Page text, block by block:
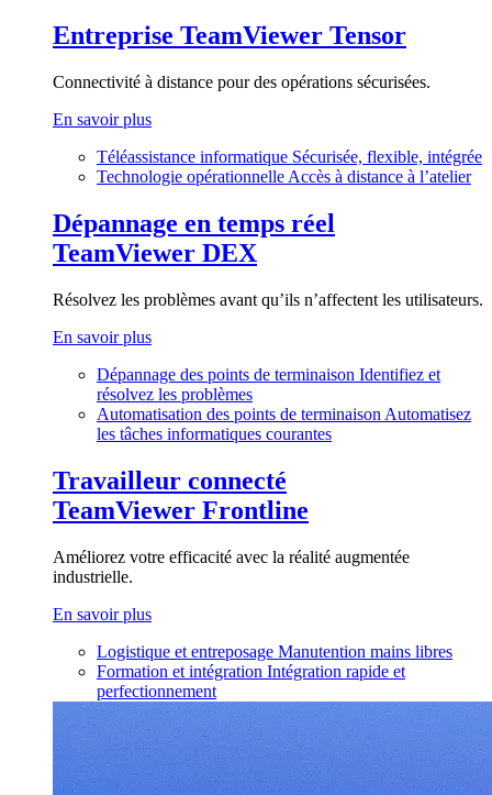
Entreprise TeamViewer Tensor
Connectivité à distance pour des opérations sécurisées.
En savoir plus
Téléassistance informatique Sécurisée, flexible, intégrée
Technologie opérationnelle Accès à distance à l’atelier
Dépannage en temps réel
TeamViewer DEX
Résolvez les problèmes avant qu’ils n’affectent les utilisateurs.
En savoir plus
Dépannage des points de terminaison Identifiez et
résolvez les problèmes
Automatisation des points de terminaison Automatisez
les tâches informatiques courantes
Travailleur connecté
TeamViewer Frontline
Améliorez votre efficacité avec la réalité augmentée
industrielle.
En savoir plus
Logistique et entreposage Manutention mains libres
Formation et intégration Intégration rapide et
perfectionnement